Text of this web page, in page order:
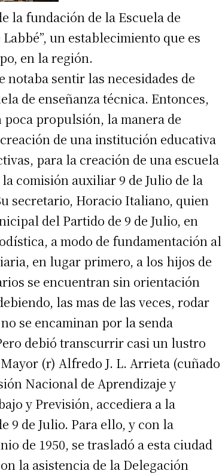
la fundación de la Escuela de
un establecimiento que es
en la región.
notaba sentir las necesidades de
de enseñanza técnica. Entonces,
propulsión, la manera de
de una institución educativa
para la creación de una escuela
comisión auxiliar 9 de Julio de la
secretario, Horacio Italiano, quien
del Partido de 9 de Julio, en
a modo de fundamentación al
en lugar primero, a los hijos de
se encuentran sin orientación
las mas de las veces, rodar
se encaminan por la senda
debió transcurrir casi un lustro
(r) Alfredo J. L. Arrieta (cuñado
Nacional de Aprendizaje y
y Previsión, accediera a la
9 de Julio. Para ello, y con la
de 1950, se trasladó a esta ciudad
la asistencia de la Delegación